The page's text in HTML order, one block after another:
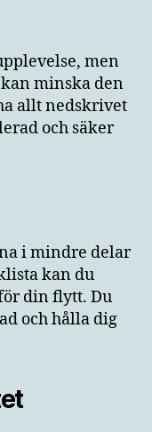
men
minska den
allt nedskrivet
och säker
i mindre delar
kan du
din flytt. Du
och hålla dig